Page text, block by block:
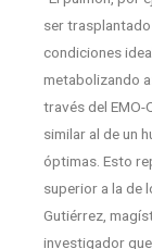
ser trasplantado
condiciones
metabolizando
través del EMO-
similar al de un
óptimas. Esto
superior a la de
Gutiérrez,
investigador